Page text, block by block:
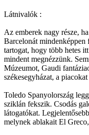
Látnivalók :
Az emberek nagy része,
Barcelonát
tartogat, hogy több hetes
mindent megnézzünk.
Múzeumot, Gaudi
székesegyházat, a
Toledo Spanyolország
sziklán fekszik. Csodás
látogatókat.
melynek ablakait El